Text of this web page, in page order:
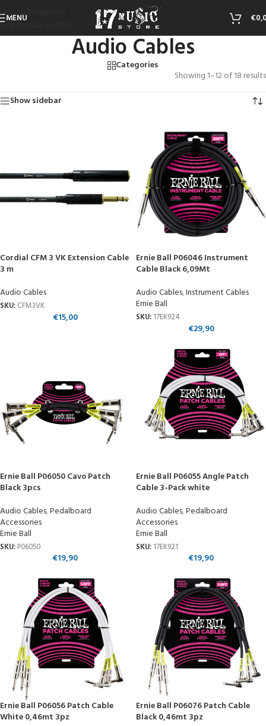
Skip to navigation
Skip to main content
MENU €
Audio Cables
Categories
Showing 1–12 of 18 results
Show sidebar
Cordial CFM 3 VK Extension Cable
3 m
Audio Cables
SKU: CFM3VK
€15,00
Ernie Ball P06046 Instrument
Cable Black 6,09Mt
Audio Cables,Instrument Cables
Ernie Ball
SKU: 17EK924
€29,90
Ernie Ball P06050 Cavo Patch
Black 3pcs
Audio Cables,Pedalboard
Accessories
Ernie Ball
SKU: P06050
€19,90
Ernie Ball P06055 Angle Patch
Cable 3-Pack white
Audio Cables,Pedalboard
Accessories
Ernie Ball
SKU: 17EK921
€19,90
Ernie Ball P06056 Patch Cable
White 0,46mt 3pz
Ernie Ball P06076 Patch Cable
Black 0,46mt 3pz